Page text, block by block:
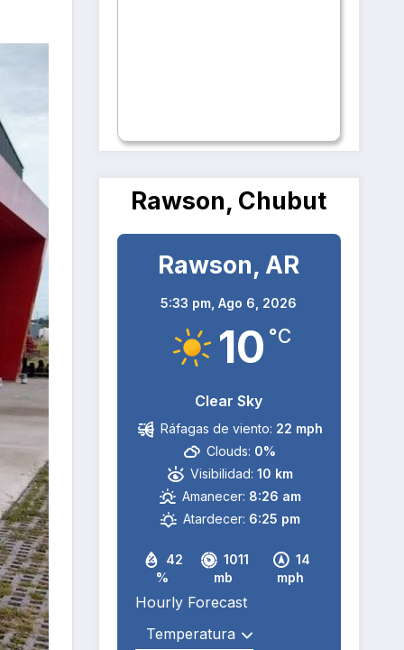
Rawson, Chubut
Rawson, AR
5:33 pm,Ago 6, 2026
10 °C
Clear Sky
42
%
1011
mb
14
mph
Ráfagas de viento: 22 mph
Clouds: 0%
Visibilidad: 10 km
Amanecer: 8:26 am
Atardecer: 6:25 pm
Hourly Forecast